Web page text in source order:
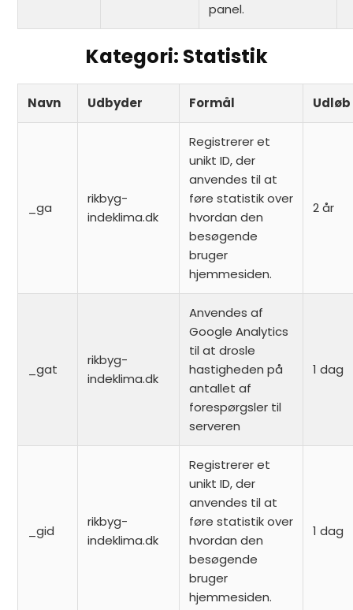
panel.
Kategori: Statistik
Navn Udbyder Formål Udløb
_ga
rikbyg-
indeklima.dk
Registrerer et
unikt ID, der
anvendes til at
føre statistik over
hvordan den
besøgende
bruger
hjemmesiden.
2 år
_gat
rikbyg-
indeklima.dk
Anvendes af
Google Analytics
til at drosle
hastigheden på
antallet af
forespørgsler til
serveren
1 dag
_gid
rikbyg-
indeklima.dk
Registrerer et
unikt ID, der
anvendes til at
føre statistik over
hvordan den
besøgende
bruger
hjemmesiden.
1 dag